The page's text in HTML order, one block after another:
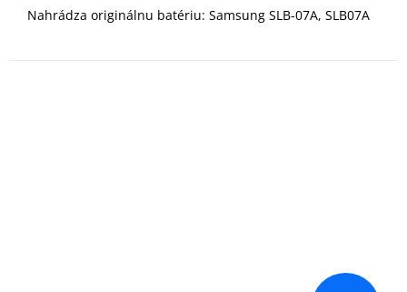
Nahrádza originálnu batériu: Samsung SLB-07A, SLB07A